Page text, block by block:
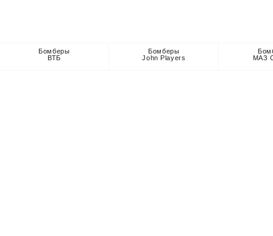
Бомберы
ВТБ
Бомберы
John Players
МАЗ